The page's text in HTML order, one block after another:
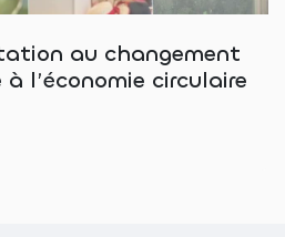
au changement
l’économie circulaire